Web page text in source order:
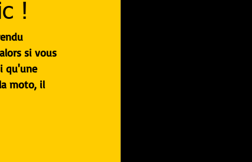
!
si vous
qu'une
moto, il